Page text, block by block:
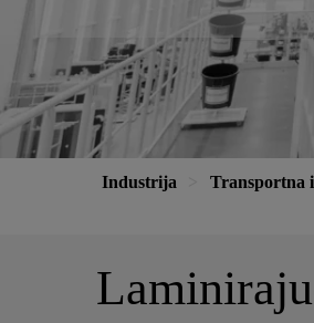
Industrija Transportna